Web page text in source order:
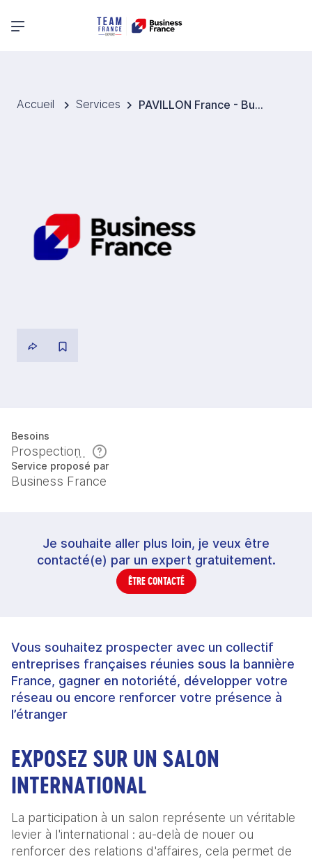
Menu principal
Accueil Services PAVILLON France - Business France
Besoins
Prospection
Service proposé par
Business France
Je souhaite aller plus loin, je veux être
contacté(e) par un expert gratuitement.
ÊTRE CONTACTÉ
Vous souhaitez prospecter avec un collectif
entreprises françaises réunies sous la bannière
France, gagner en notoriété, développer votre
réseau ou encore renforcer votre présence à
l’étranger
EXPOSEZ SUR UN SALON
INTERNATIONAL
La participation à un salon représente un véritable
levier à l'international : au-delà de nouer ou
renforcer des relations d'affaires, cela permet de